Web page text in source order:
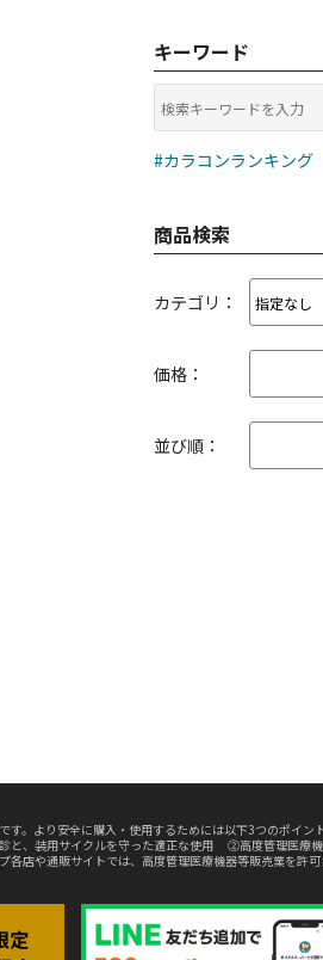
キーワード
#カラコンランキング
商品検索
カテゴリ：
価格：
並び順：
す。より安全に購入・使用するためには以下3つのポイン
と、装用サイクルを守った適正な使用 ②高度管理医療
各店や通販サイトでは、高度管理医療機器等販売業を許